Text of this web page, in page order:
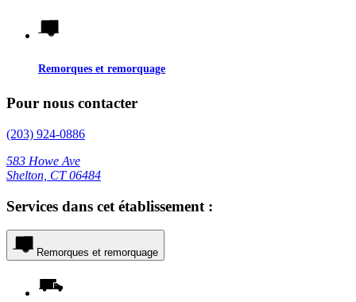
Remorques et remorquage
Pour nous contacter
(203) 924-0886
583 Howe Ave
Shelton, CT 06484
Services dans cet établissement :
Remorques et remorquage